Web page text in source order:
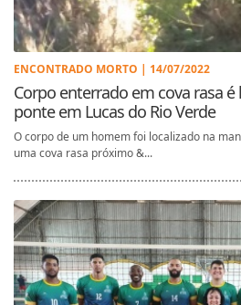
ENCONTRADO MORTO | 14/07/2022
Corpo enterrado em cova rasa
ponte em Lucas do Rio Verde
O corpo de um homem foi localizado na
uma cova rasa próximo &...